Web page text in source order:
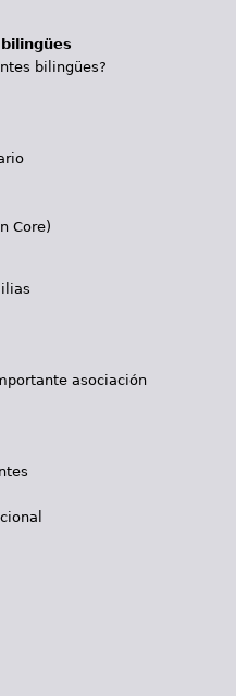
bilingües?
Core)
asociación